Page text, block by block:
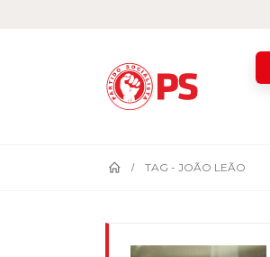
TAG - JOÃO LEÃO